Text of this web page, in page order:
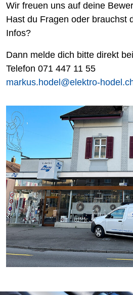
Wir freuen uns auf deine
Hast du Fragen oder brauchst
Infos?
Dann melde dich bitte direkt
Telefon 071 447 11 55
markus.hodel@elektro-